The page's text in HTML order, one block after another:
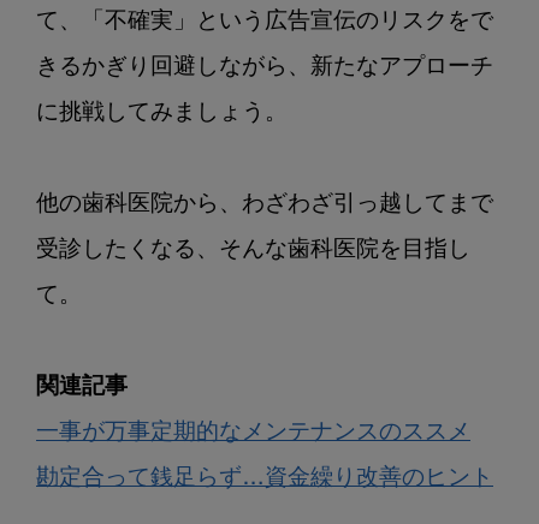
て、「不確実」という広告宣伝のリスクをで
きるかぎり回避しながら、新たなアプローチ
に挑戦してみましょう。
他の歯科医院から、わざわざ引っ越してまで
受診したくなる、そんな歯科医院を目指し
て。
関連記事
一事が万事定期的なメンテナンスのススメ
勘定合って銭足らず…資金繰り改善のヒント